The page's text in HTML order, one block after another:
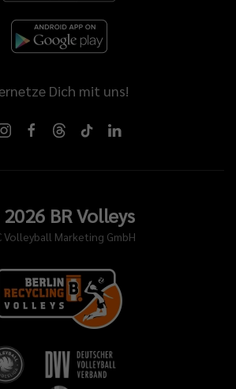
Dich mit uns!
2026BR Volleys
Volleyball Marketing GmbH